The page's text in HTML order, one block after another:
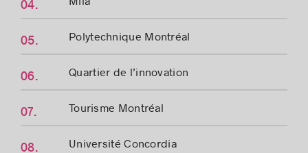
Polytechnique Montréal
Quartier de l’innovation
Tourisme Montréal
Université Concordia